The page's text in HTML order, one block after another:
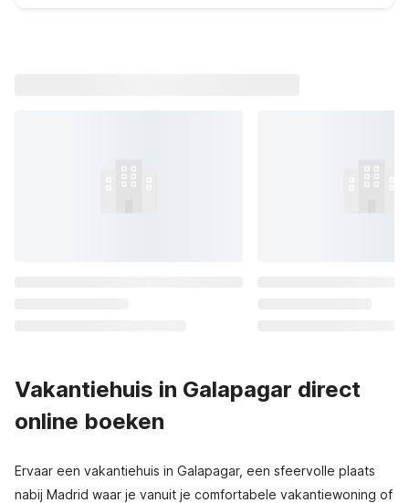
Vakantiehuis in Galapagar direct
online boeken
Ervaar een vakantiehuis in Galapagar, een sfeervolle plaats
nabij Madrid waar je vanuit je comfortabele vakantiewoning of